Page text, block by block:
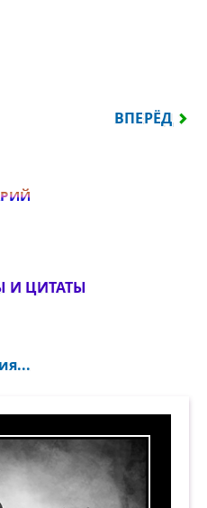
МОГУТ БЫТЬ ЛЮБЫМИ.
ВПЕРЁД
ЦИТАТЫ